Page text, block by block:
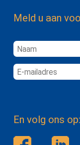
Meld u aan
En volg ons op: